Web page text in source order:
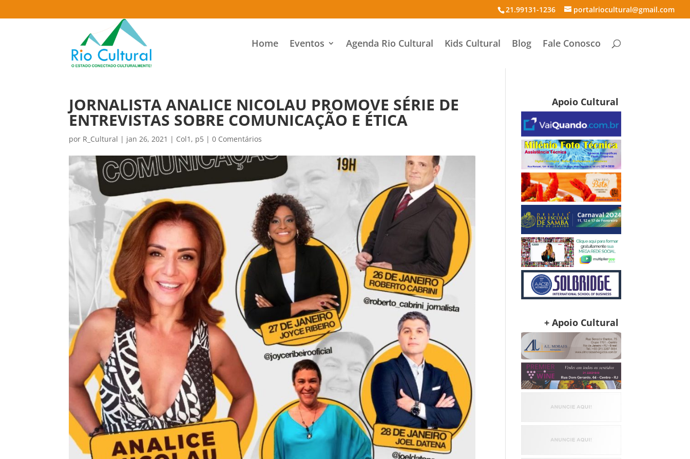
21.99131-1236 portalriocultural@gmail.com
Home Eventos Agenda Rio Cultural Kids Cultural Blog Fale Conosco
JORNALISTA ANALICE NICOLAU PROMOVE SÉRIE DE
ENTREVISTAS SOBRE COMUNICAÇÃO E ÉTICA
por R_Cultural | jan 26, 2021 | Col1 , p5 |0 Comentários
Apoio Cultural
+ Apoio Cultural